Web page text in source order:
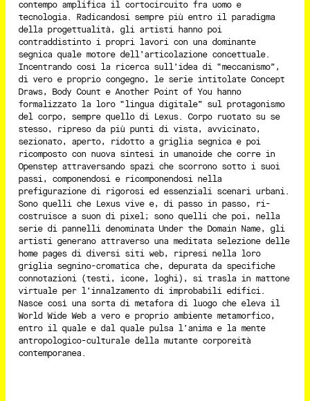
contempo amplifica il cortocircuito fra uomo e
tecnologia. Radicandosi sempre più entro il paradigma
della progettualità, gli artisti hanno poi
contraddistinto i propri lavori con una dominante
segnica quale motore dell’articolazione concettuale.
Incentrando così la ricerca sull’idea di “meccanismo”,
di vero e proprio congegno, le serie intitolate Concept
Draws, Body Count e Another Point of You hanno
formalizzato la loro “lingua digitale” sul protagonismo
del corpo, sempre quello di Lexus. Corpo ruotato su se
stesso, ripreso da più punti di vista, avvicinato,
sezionato, aperto, ridotto a griglia segnica e poi
ricomposto con nuova sintesi in umanoide che corre in
Openstep attraversando spazi che scorrono sotto i suoi
passi, componendosi e ricomponendosi nella
prefigurazione di rigorosi ed essenziali scenari urbani.
Sono quelli che Lexus vive e, di passo in passo, ri-
costruisce a suon di pixel; sono quelli che poi, nella
serie di pannelli denominata Under the Domain Name, gli
artisti generano attraverso una meditata selezione delle
home pages di diversi siti web, ripresi nella loro
griglia segnino-cromatica che, depurata da specifiche
connotazioni (testi, icone, loghi), si trasla in mattone
virtuale per l’innalzamento di improbabili edifici.
Nasce così una sorta di metafora di luogo che eleva il
World Wide Web a vero e proprio ambiente metamorfico,
entro il quale e dal quale pulsa l’anima e la mente
antropologico-culturale della mutante corporeità
contemporanea.